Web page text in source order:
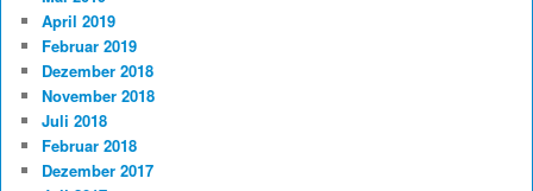
April 2019
Februar 2019
Dezember 2018
November 2018
Juli 2018
Februar 2018
Dezember 2017